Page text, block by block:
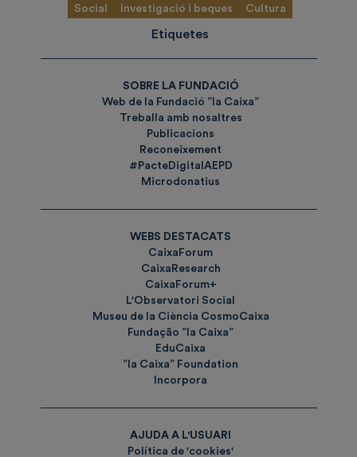
Social Investigació i beques Cultura
Etiquetes
SOBRE LA FUNDACIÓ
Web de la Fundació ”la Caixa”
Treballa amb nosaltres
Publicacions
Reconeixement
#PacteDigitalAEPD
Microdonatius
WEBS DESTACATS
CaixaForum
CaixaResearch
CaixaForum+
L'Observatori Social
Museu de la Ciència CosmoCaixa
Fundação ”la Caixa”
EduCaixa
”la Caixa” Foundation
Incorpora
AJUDA A L'USUARI
Política de 'cookies'